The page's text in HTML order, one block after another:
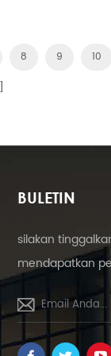
6063
seperti
8 9 10
BULETIN
silakan
mendapatkan